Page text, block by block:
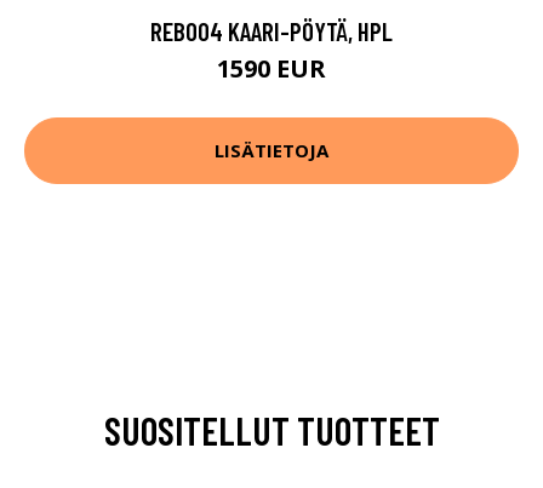
REB004 KAARI-PÖYTÄ, HPL
1590 EUR
LISÄTIETOJA
SUOSITELLUT TUOTTEET